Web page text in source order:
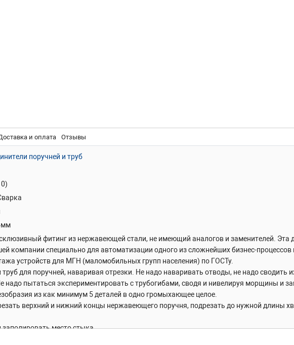
и оплата Отзывы
поручней и труб
фитинг из нержавеющей стали, не имеющий аналогов и заменителей. Эта
компании специально для автоматизации одного из сложнейших бизнес-
устройств для МГН (маломобильных групп населения) по ГОСТу.
для поручней, наваривая отрезки. Не надо наваривать отводы, не надо сводить
надо пытаться экспериментировать с трубогибами, сводя и нивелируя морщины и
из как минимум 5 деталей в одно громыхающее целое.
верхний и нижний концы нержавеющего поручня, подрезать до нужной длины
заполировать место стыка.